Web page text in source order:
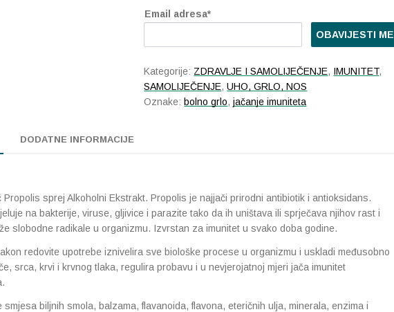
Email adresa*
OBAVIJESTI ME
Kategorije: ZDRAVLJE I SAMOLIJEČENJE, IMUNITET,
SAMOLIJEČENJE,UHO, GRLO, NOS
Oznake: bolno grlo,jačanje imuniteta
DODATNE INFORMACIJE
Propolis sprej Alkoholni Ekstrakt. Propolis je najjači prirodni antibiotik i antioksidans.
na bakterije, viruse, gljivice i parazite tako da ih uništava ili sprječava njihov rast i
slobodne radikale u organizmu. Izvrstan za imunitet u svako doba godine.
redovite upotrebe iznivelira sve biološke procese u organizmu i uskladi međusobno
srca, krvi i krvnog tlaka, regulira probavu i u nevjerojatnoj mjeri jača imunitet
smjesa biljnih smola, balzama, flavanoida, flavona, eteričnih ulja, minerala, enzima i